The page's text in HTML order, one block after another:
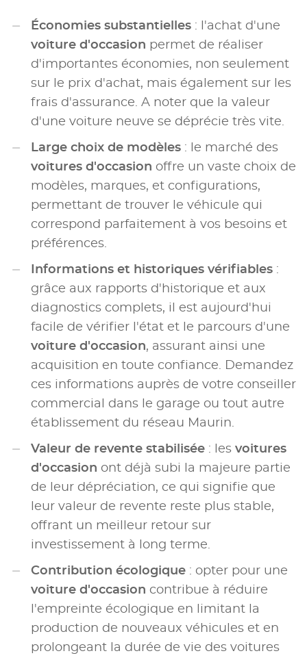
Économies substantielles : l'achat d'une
voiture d'occasion permet de réaliser
d'importantes économies, non seulement
sur le prix d'achat, mais également sur les
frais d'assurance. A noter que la valeur
d'une voiture neuve se déprécie très vite.
Large choix de modèles : le marché des
voitures d'occasion offre un vaste choix de
modèles, marques, et configurations,
permettant de trouver le véhicule qui
correspond parfaitement à vos besoins et
préférences.
Informations et historiques vérifiables :
grâce aux rapports d'historique et aux
diagnostics complets, il est aujourd'hui
facile de vérifier l'état et le parcours d'une
voiture d'occasion, assurant ainsi une
acquisition en toute confiance. Demandez
ces informations auprès de votre conseiller
commercial dans le garage ou tout autre
établissement du réseau Maurin.
Valeur de revente stabilisée : les voitures
d'occasion ont déjà subi la majeure partie
de leur dépréciation, ce qui signifie que
leur valeur de revente reste plus stable,
offrant un meilleur retour sur
investissement à long terme.
Contribution écologique : opter pour une
voiture d'occasion contribue à réduire
l'empreinte écologique en limitant la
production de nouveaux véhicules et en
prolongeant la durée de vie des voitures